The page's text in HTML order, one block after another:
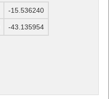
-15.536240
-43.135954